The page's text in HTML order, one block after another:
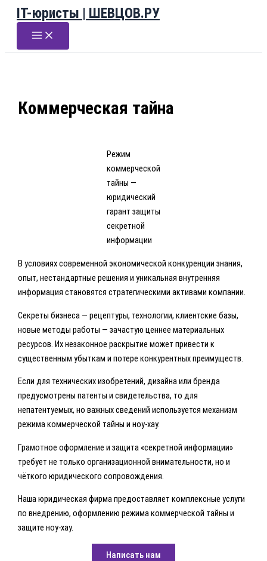
Перейти
содержимому
IT-юристы | ШЕВЦОВ.РУ
Коммерческая тайна
Режим
коммерческой
тайны —
юридический
гарант защиты
секретной
информации
В условиях современной экономической конкуренции знания,
опыт, нестандартные решения и уникальная внутренняя
информация становятся стратегическими активами компании.
Секреты бизнеса — рецептуры, технологии, клиентские базы,
новые методы работы — зачастую ценнее материальных
ресурсов. Их незаконное раскрытие может привести к
существенным убыткам и потере конкурентных преимуществ.
Если для технических изобретений, дизайна или бренда
предусмотрены патенты и свидетельства, то для
непатентуемых, но важных сведений используется механизм
режима коммерческой тайны и ноу-хау.
Грамотное оформление и защита «секретной информации»
требует не только организационной внимательности, но и
чёткого юридического сопровождения.
Наша юридическая фирма предоставляет комплексные услуги
по внедрению, оформлению режима коммерческой тайны и
защите ноу-хау.
Написать нам